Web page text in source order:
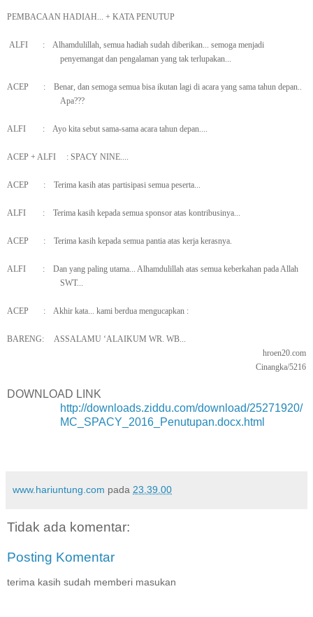
PEMBACAAN HADIAH... + KATA PENUTUP
ALFI :
Alhamdulillah, semua hadiah sudah diberikan... semoga menjadi
penyemangat dan pengalaman yang tak terlupakan...
ACEP :
Benar, dan semoga semua bisa ikutan lagi di acara yang sama tahun depan..
Apa???
ALFI : Ayo kita sebut sama-sama acara tahun depan....
ACEP + ALFI : SPACY NINE....
ACEP : Terima kasih atas partisipasi semua peserta...
ALFI : Terima kasih kepada semua sponsor atas kontribusinya...
ACEP : Terima kasih kepada semua pantia atas kerja kerasnya.
ALFI :
Dan yang paling utama... Alhamdulillah atas semua keberkahan pada Allah
SWT...
ACEP : Akhir kata... kami berdua mengucapkan :
BARENG:
ASSALAMU ‘ALAIKUM WR. WB...
hroen20.com
Cinangka/5216
DOWNLOAD LINK
http://downloads.ziddu.com/download/25271920/
MC_SPACY_2016_Penutupan.docx.html
www.hariuntung.com pada 23.39.00
Tidak ada komentar:
Posting Komentar
terima kasih sudah memberi masukan